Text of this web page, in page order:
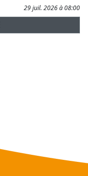
29 juil. 2026 à 08:00